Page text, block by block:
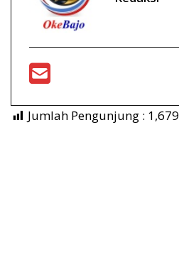
Jumlah Pengunjung : 1,679